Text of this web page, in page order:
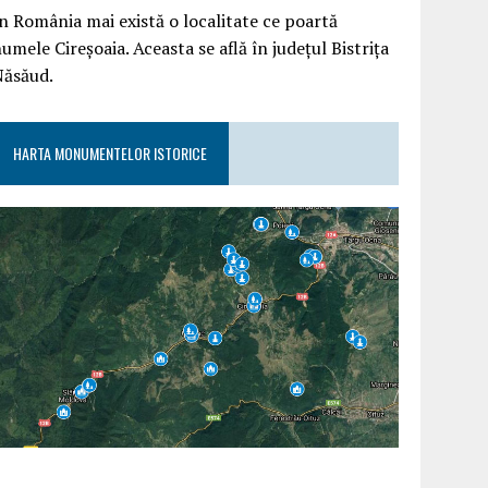
România mai există o localitate ce poartă
Cireșoaia. Aceasta se află în județul Bistrița
HARTA MONUMENTELOR ISTORICE